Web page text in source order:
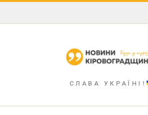
СЛАВА УКРАЇНІ!